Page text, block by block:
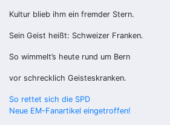
Kultur blieb ihm ein fremder Stern.
Sein Geist heißt: Schweizer Franken.
So wimmelt’s heute rund um Bern
vor schrecklich Geisteskranken.
Beitragsnavigation
So rettet sich die SPD
Neue EM-Fanartikel eingetroffen!